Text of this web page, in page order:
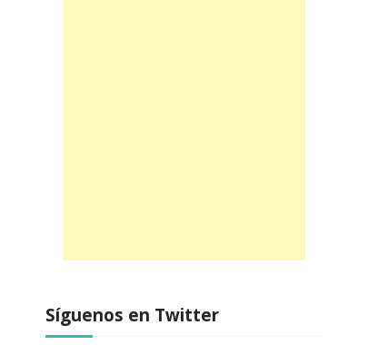
Síguenos en Twitter